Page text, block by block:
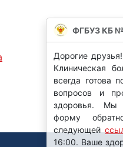
ФГБУЗ КБ
Дорогие
Клиническая
всегда готова
вопросов и
здоровья. Мы
форму
следующей
16:00. Ваше